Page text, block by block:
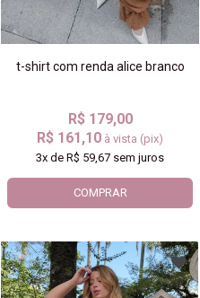
t-shirt com renda alice branco
R$ 179,00
R$ 161,10 à vista (pix)
3x deR$ 59,67 sem juros
COMPRAR